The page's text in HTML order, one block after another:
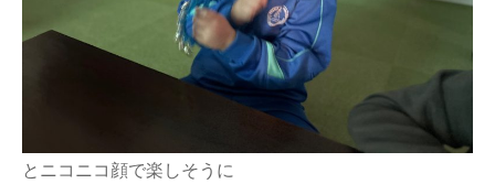
とニコニコ顔で楽しそうに